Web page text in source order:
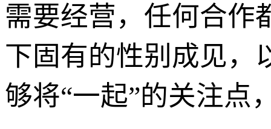
需要经营，任何合作
下固有的性别成见，
够将“一起”的关注点